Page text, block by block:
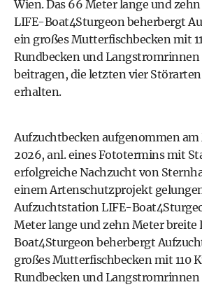
Wien. Das 66 Meter lange und
LIFE-Boat4Sturgeon beherbergt
ein großes Mutterfischbecken mit
Rundbecken und Langstromrinnen
beitragen, die letzten vier
erhalten.
Aufzuchtbecken aufgenommen am
2026, anl. eines Fototermins mit
erfolgreiche Nachzucht von
einem Artenschutzprojekt
Aufzuchtstation LIFE-
Meter lange und zehn Meter breite
Boat4Sturgeon beherbergt
großes Mutterfischbecken mit 110
Rundbecken und Langstromrinnen